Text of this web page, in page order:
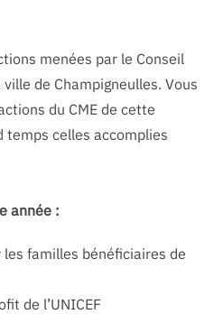
menées par le Conseil
de Champigneulles. Vous
du CME de cette
temps celles accomplies
année :
familles bénéficiaires de
de l’UNICEF